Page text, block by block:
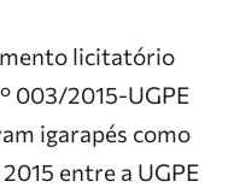
licitatório
003/2015-UGPE
igarapés como
entre a UGPE